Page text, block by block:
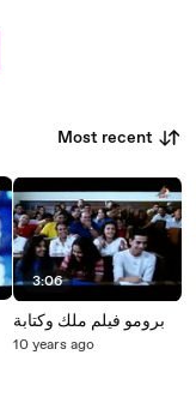
Most recent
3:06
برومو فيلم ملك وكتابة
10 years ago